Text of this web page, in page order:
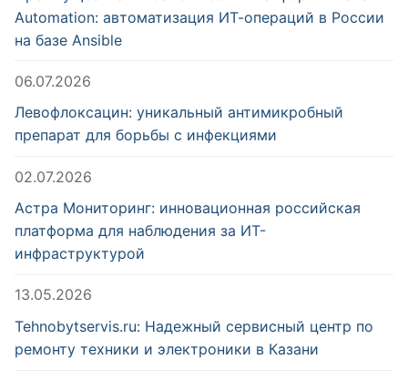
Automation: автоматизация ИТ-операций в России
на базе Ansible
06.07.2026
Левофлоксацин: уникальный антимикробный
препарат для борьбы с инфекциями
02.07.2026
Астра Мониторинг: инновационная российская
платформа для наблюдения за ИТ-
инфраструктурой
13.05.2026
Tehnobytservis.ru: Надежный сервисный центр по
ремонту техники и электроники в Казани